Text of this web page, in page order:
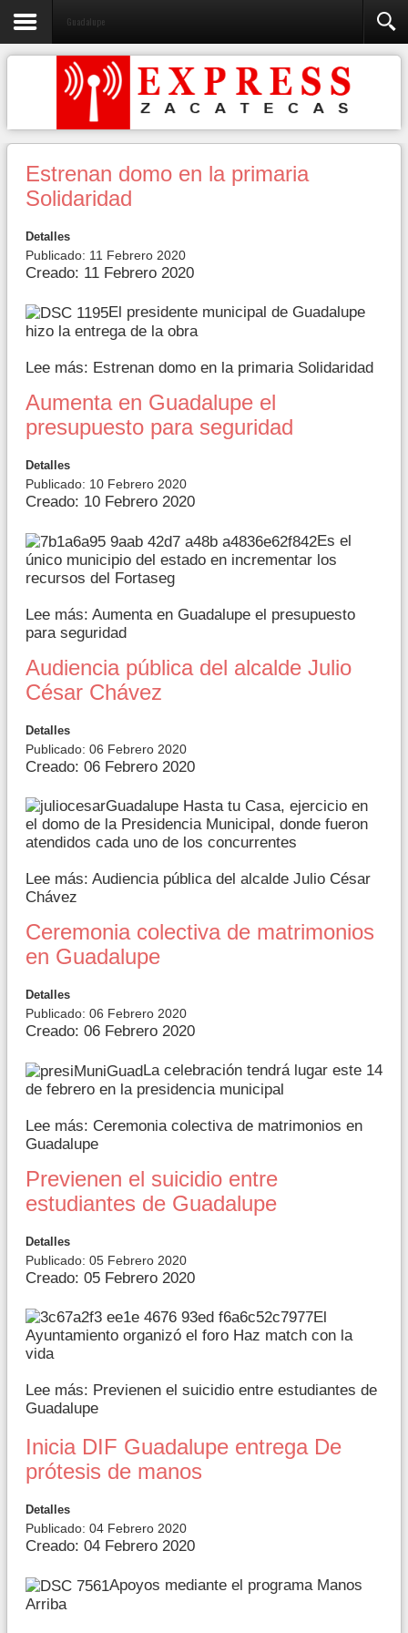
Guadalupe
Estrenan domo en la primaria
Solidaridad
Detalles
Publicado: 11 Febrero 2020
Creado: 11 Febrero 2020
El presidente municipal de Guadalupe
hizo la entrega de la obra
Lee más: Estrenan domo en la primaria Solidaridad
Aumenta en Guadalupe el
presupuesto para seguridad
Detalles
Publicado: 10 Febrero 2020
Creado: 10 Febrero 2020
Es el
único municipio del estado en incrementar los
recursos del Fortaseg
Lee más: Aumenta en Guadalupe el presupuesto
para seguridad
Audiencia pública del alcalde Julio
César Chávez
Detalles
Publicado: 06 Febrero 2020
Creado: 06 Febrero 2020
Guadalupe Hasta tu Casa, ejercicio en
el domo de la Presidencia Municipal, donde fueron
atendidos cada uno de los concurrentes
Lee más: Audiencia pública del alcalde Julio César
Chávez
Ceremonia colectiva de matrimonios
en Guadalupe
Detalles
Publicado: 06 Febrero 2020
Creado: 06 Febrero 2020
La celebración tendrá lugar este 14
de febrero en la presidencia municipal
Lee más: Ceremonia colectiva de matrimonios en
Guadalupe
Previenen el suicidio entre
estudiantes de Guadalupe
Detalles
Publicado: 05 Febrero 2020
Creado: 05 Febrero 2020
El
Ayuntamiento organizó el foro Haz match con la
vida
Lee más: Previenen el suicidio entre estudiantes de
Guadalupe
Inicia DIF Guadalupe entrega De
prótesis de manos
Detalles
Publicado: 04 Febrero 2020
Creado: 04 Febrero 2020
Apoyos mediante el programa Manos
Arriba